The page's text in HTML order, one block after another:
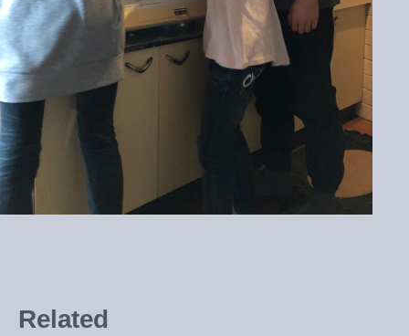
Related